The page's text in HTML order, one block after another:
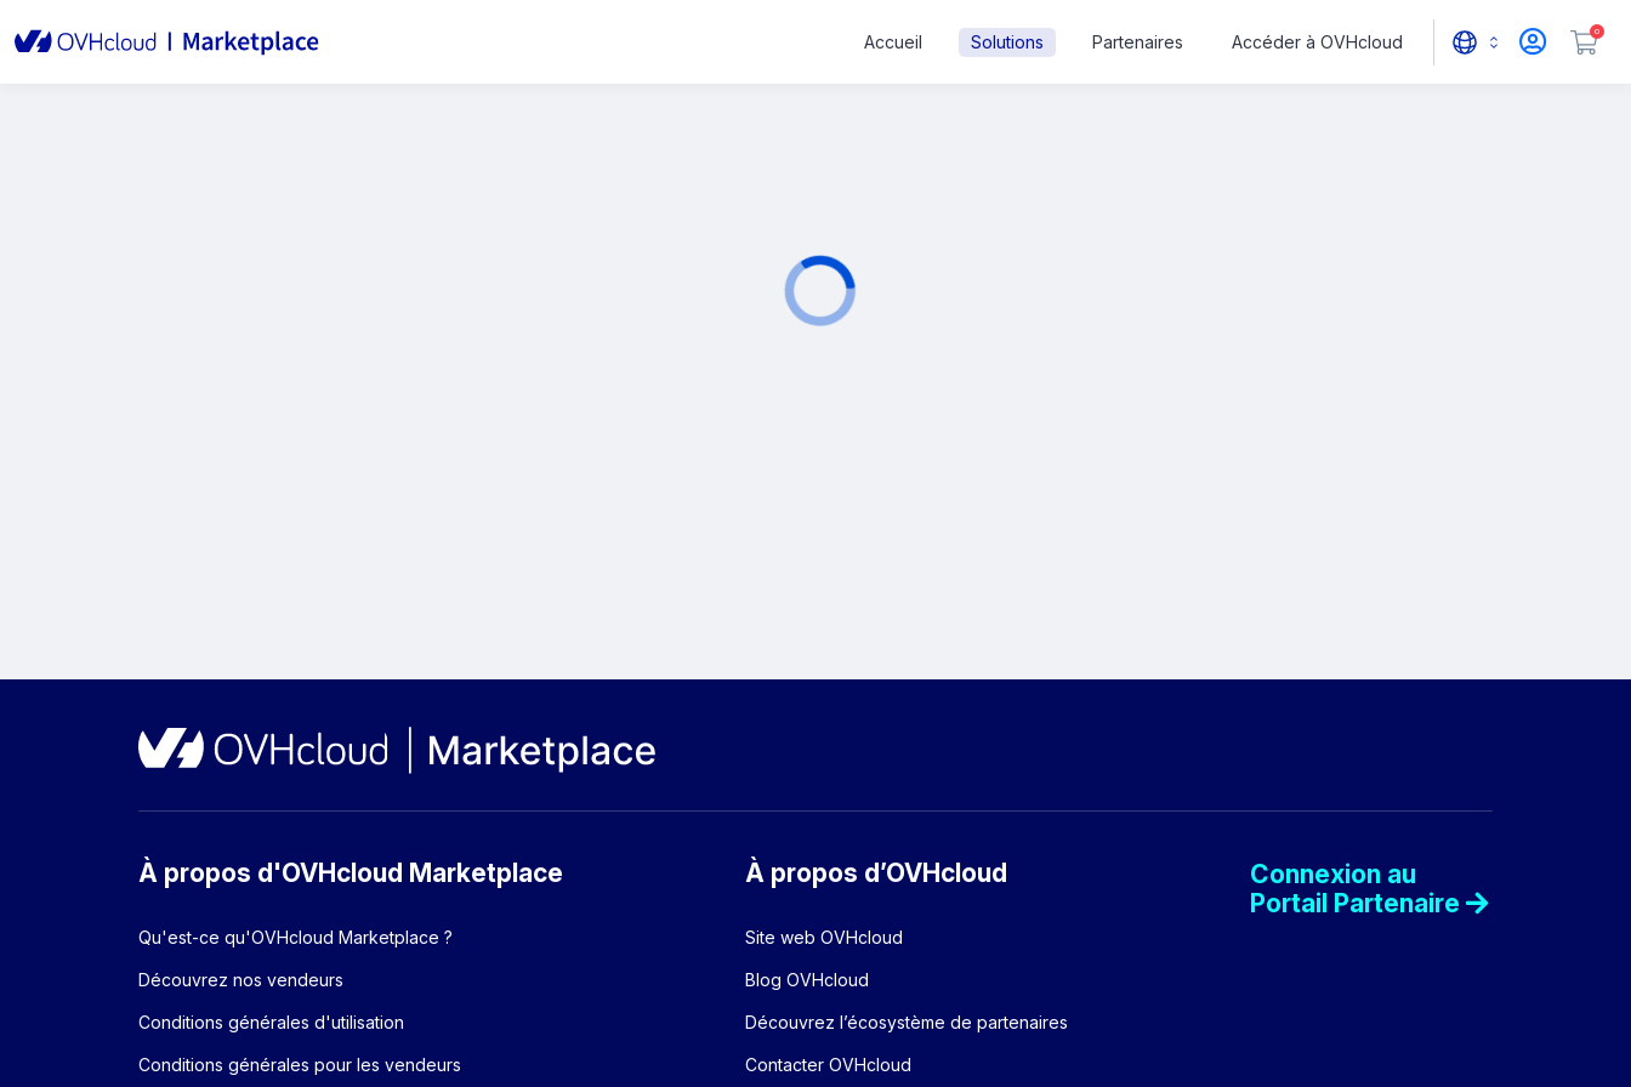
Accueil Solutions Partenaires Accéder à OVHcloud 0
À propos d'OVHcloud Marketplace
Qu'est-ce qu'OVHcloud Marketplace ?
Découvrez nos vendeurs
Conditions générales d'utilisation
Conditions générales pour les vendeurs
À propos d’OVHcloud
Site web OVHcloud
Blog OVHcloud
Découvrez l’écosystème de partenaires
Contacter OVHcloud
Connexion au
Portail Partenaire